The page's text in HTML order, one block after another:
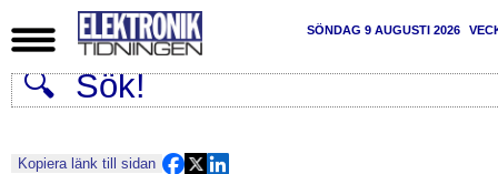
SÖNDAG 9 AUGUSTI 2026
Kopiera länk till sidan